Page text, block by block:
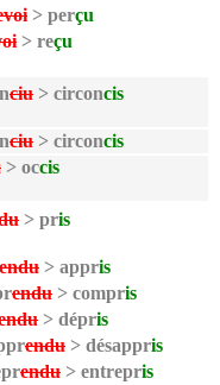
> perçu
> reçu
ciu > circoncis
ciu > circoncis
> occis
> pris
endu > appris
endu > compris
> dépris
endu > désappris
endu > entrepris